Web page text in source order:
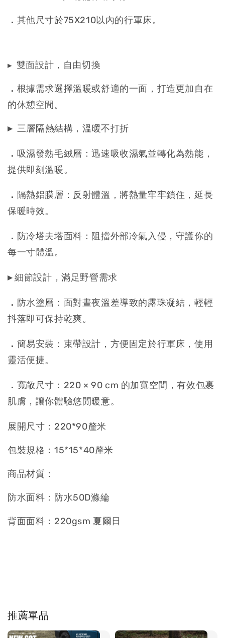
． 其他尺寸於75X210以內的行軍床。
▸ 雙面設計，自由切換
． 根據需求選擇溫暖或舒適的一面，打造更加自在
的休憩空間。
▸ 三層隔熱結構，溫暖不打折
． 吸濕發熱毛絨層：迅速吸收濕氣並轉化為熱能，
提供即刻溫暖。
． 隔熱鋁膜層：反射體溫，將熱量牢牢鎖住，延長
保暖時效。
． 防冷塔夫塔面料：阻擋外部冷氣入侵，守護你的
每一寸體溫。
▸細節設計，滿足野營需求
． 防水塗層：面對晝夜溫差導致的露珠凝結，輕輕
抖落即可保持乾爽。
． 簡易安裝：束帶設計，方便固定於行軍床，使用
靈活便捷。
． 寬敞尺寸：220 × 90 cm 的加寬空間，有效包裹
肌膚，讓你體驗悠閒暖意。
展開尺寸：220*90釐米
包裝規格：15*15*40釐米
商品材質：
防水面料：防水50D滌綸
背面面料：220gsm 夏爾日
推薦單品